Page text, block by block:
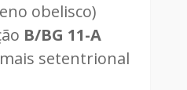
obelisco)
B/BG 11-A
setentrional